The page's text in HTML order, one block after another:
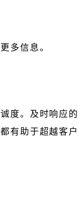
多信息。
度。及时响应的
有助于超越客户